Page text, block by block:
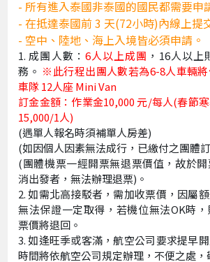
- 所有進入泰國非泰國的國民都需要申
- 在抵達泰國前 3 天(72小時)內線上提
- 空中、陸地、海上入境皆必須申請。
成團人數： 6人以上成團 ，16人以
務。 ※此行程出團人數若為6-8人車輛
車隊 12人座 Mini Van
訂金金額：作業金10,000 元/每人(春節
15,000/1人)
(遇單人報名時須補單人房差)
(如因個人因素無法成行，已繳付之團體
(團體機票一經開票無退票價值，故於
消出發者，無法辦理退票)。
如需北高接駁者，需加收票價，因屬
無法保證一定取得，若機位無法OK時
票價將退回。
如逢旺季或客滿，航空公司要求提早
時間將依航空公司規定辦理，不便之處，